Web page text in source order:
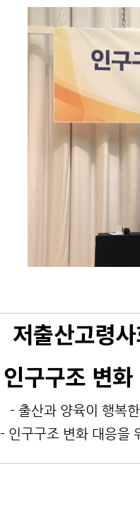
저출산고령
인구구조 변
- 출산과 양육이 행복
- 인구구조 변화 대응을